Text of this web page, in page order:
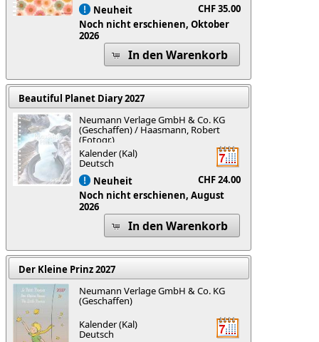
Neuheit
CHF 35.00
Noch nicht erschienen, Oktober
2026
In den Warenkorb
Beautiful Planet Diary 2027
Neumann Verlage GmbH & Co. KG
(Geschaffen) / Haasmann, Robert
(Fotogr.)
Kalender (Kal)
Deutsch
Neuheit
CHF 24.00
Noch nicht erschienen, August
2026
In den Warenkorb
Der Kleine Prinz 2027
Neumann Verlage GmbH & Co. KG
(Geschaffen)
Kalender (Kal)
Deutsch